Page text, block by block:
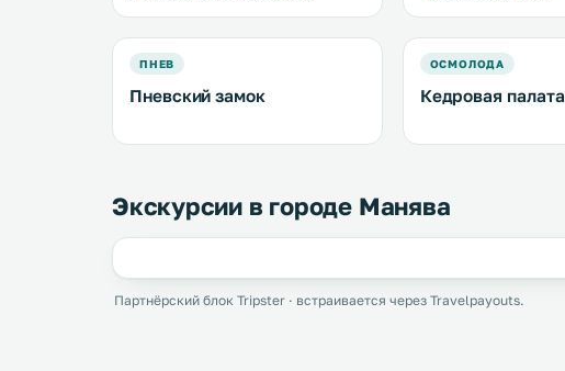
ПНЕВ
Пневский замок
ОСМОЛОДА
Кедровая палата
Экскурсии в городе Манява
Партнёрский блок Tripster · встраивается через Travelpayouts.